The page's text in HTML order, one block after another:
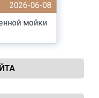
2026-06-08
мойки